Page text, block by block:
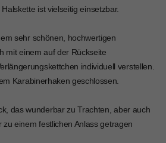
ist vielseitig einsetzbar.
sehr schönen, hochwertigen
mit einem auf der Rückseite
individuell verstellen.
Karabinerhaken geschlossen.
das wunderbar zu Trachten, aber auch
einem festlichen Anlass getragen